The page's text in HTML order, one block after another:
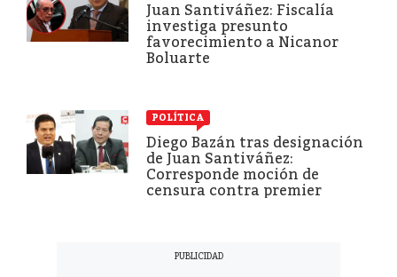
Juan Santiváñez: Fiscalía
investiga presunto
favorecimiento a Nicanor
Boluarte
POLÍTICA
Diego Bazán tras designación
de Juan Santiváñez:
Corresponde moción de
censura contra premier